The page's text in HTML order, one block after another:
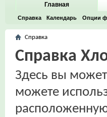
Главная
Справка Календарь Опции
Справка
Справка
Здесь вы
можете